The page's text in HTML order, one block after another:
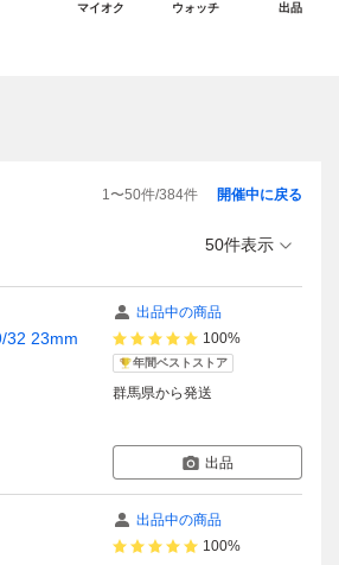
マイオク ウォッチ 出品
1〜50件/384件 開催中に戻る
50件表示
32 23mm
出品中の商品
100%
年間ベストストア
群馬県から発送
出品
出品中の商品
100%